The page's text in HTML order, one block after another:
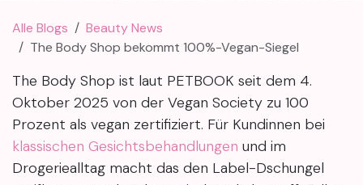
Alle Blogs
Beauty News
The Body Shop bekommt 100%-Vegan-Siegel
The Body Shop ist laut PETBOOK seit dem 4.
Oktober 2025 von der Vegan Society zu 100
Prozent als vegan zertifiziert. Für Kundinnen bei
klassischen Gesichtsbehandlungen und im
Drogeriealltag macht das den Label-Dschungel